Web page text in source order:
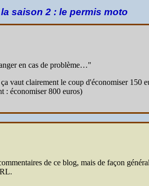
saison 2 : le permis moto
en cas de problème…"
vaut clairement le coup d'économiser
: économiser 800 euros)
de ce blog, mais de façon